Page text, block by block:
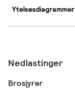
Ytelsesdiagrammer
Nedlastinger
Brosjyrer